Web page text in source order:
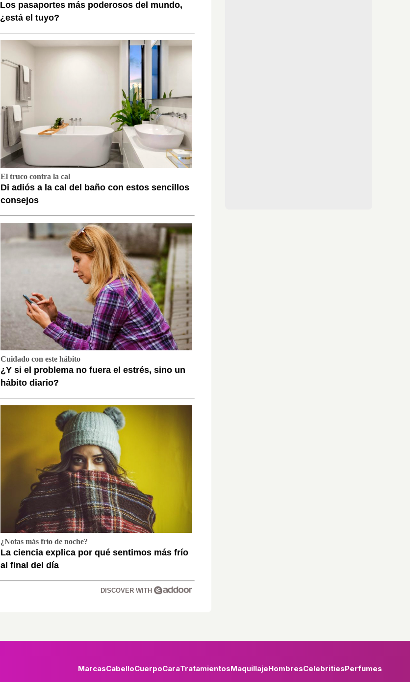
Los pasaportes más poderosos del mundo,
¿está el tuyo?
El truco contra la cal
Di adiós a la cal del baño con estos sencillos
consejos
Cuidado con este hábito
¿Y si el problema no fuera el estrés, sino un
hábito diario?
¿Notas más frío de noche?
La ciencia explica por qué sentimos más frío
al final del día
DISCOVER WITH
MarcasCabelloCuerpoCaraTratamientosMaquillajeHombresCelebritiesPerfumes